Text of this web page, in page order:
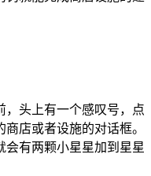
，头上有一个感叹号，点
店或者设施的对话框。
会有两颗小星星加到星星